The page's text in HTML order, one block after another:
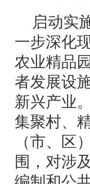
启动实
一步深化
农业精品
者发展设
新兴产业
集聚村、
（市、区
围，对涉